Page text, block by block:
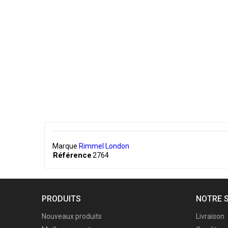
Marque Rimmel London
Référence2764
PRODUITS
Nouveaux produits
NOTRE
Livraison